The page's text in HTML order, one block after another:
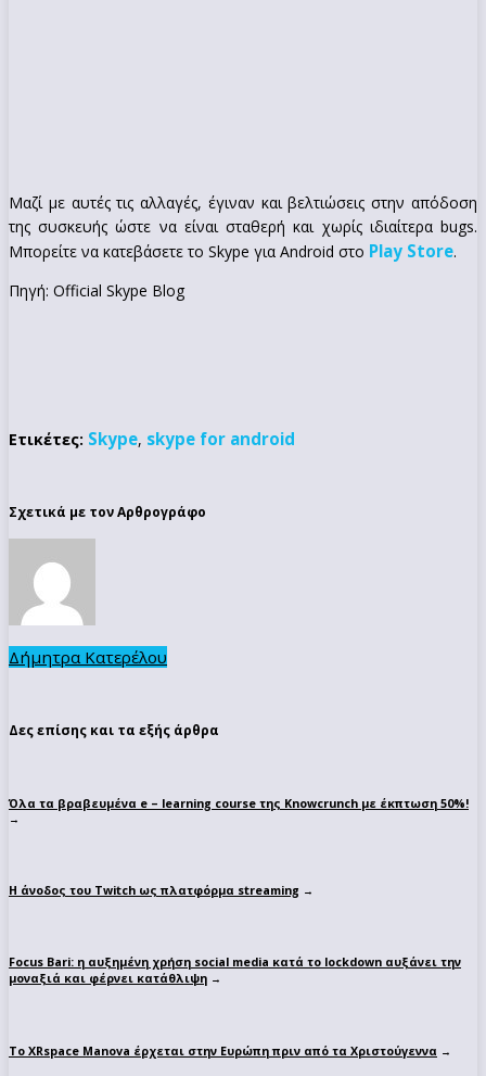
Μαζί με αυτές τις αλλαγές, έγιναν και βελτιώσεις στην απόδοση
της συσκευής ώστε να είναι σταθερή και χωρίς ιδιαίτερα bugs.
Μπορείτε να κατεβάσετε το Skype για Android στο Play Store.
Πηγή: Official Skype Blog
Ετικέτες: Skype, skype for android
Σχετικά με τον Αρθρογράφο
Δήμητρα Κατερέλου
Δες επίσης και τα εξής άρθρα
Όλα τα βραβευμένα e – learning course της Knowcrunch με έκπτωση 50%!
→
Η άνοδος του Twitch ως πλατφόρμα streaming →
Focus Bari: η αυξημένη χρήση social media κατά το lockdown αυξάνει την
μοναξιά και φέρνει κατάθλιψη →
Το XRspace Manova έρχεται στην Ευρώπη πριν από τα Χριστούγεννα →